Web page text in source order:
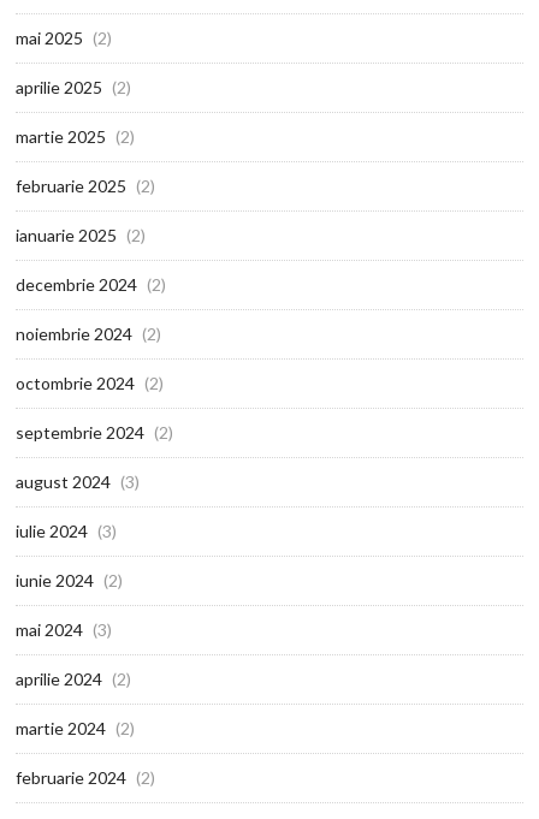
mai 2025 (2)
aprilie 2025 (2)
martie 2025 (2)
februarie 2025 (2)
ianuarie 2025 (2)
decembrie 2024 (2)
noiembrie 2024 (2)
octombrie 2024 (2)
septembrie 2024 (2)
august 2024 (3)
iulie 2024 (3)
iunie 2024 (2)
mai 2024 (3)
aprilie 2024 (2)
martie 2024 (2)
februarie 2024 (2)